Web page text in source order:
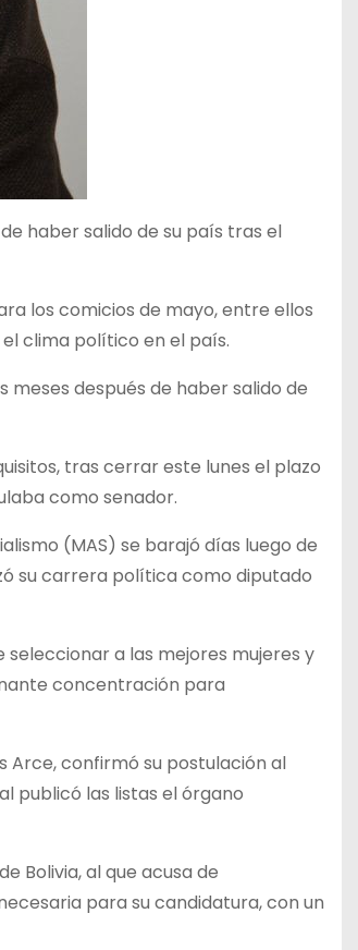
haber salido de su país tras el
los comicios de mayo, entre ellos
clima político en el país.
después de haber salido de
tras cerrar este lunes el plazo
como senador.
(MAS) se barajó días luego de
su carrera política como diputado
seleccionar a las mejores mujeres y
concentración para
Arce, confirmó su postulación al
publicó las listas el órgano
Bolivia, al que acusa de
para su candidatura, con un